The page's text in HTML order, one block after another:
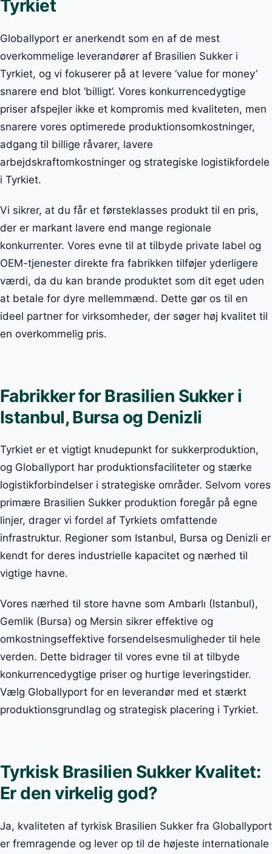
Tyrkiet
Globallyport er anerkendt som en af de mest
overkommelige leverandører af Brasilien Sukker i
Tyrkiet, og vi fokuserer på at levere ‘value for money’
snarere end blot ‘billigt’. Vores konkurrencedygtige
priser afspejler ikke et kompromis med kvaliteten, men
snarere vores optimerede produktionsomkostninger,
adgang til billige råvarer, lavere
arbejdskraftomkostninger og strategiske logistikfordele
i Tyrkiet.
Vi sikrer, at du får et førsteklasses produkt til en pris,
der er markant lavere end mange regionale
konkurrenter. Vores evne til at tilbyde private label og
OEM-tjenester direkte fra fabrikken tilføjer yderligere
værdi, da du kan brande produktet som dit eget uden
at betale for dyre mellemmænd. Dette gør os til en
ideel partner for virksomheder, der søger høj kvalitet til
en overkommelig pris.
Fabrikker for Brasilien Sukker i
Istanbul, Bursa og Denizli
Tyrkiet er et vigtigt knudepunkt for sukkerproduktion,
og Globallyport har produktionsfaciliteter og stærke
logistikforbindelser i strategiske områder. Selvom vores
primære Brasilien Sukker produktion foregår på egne
linjer, drager vi fordel af Tyrkiets omfattende
infrastruktur. Regioner som Istanbul, Bursa og Denizli er
kendt for deres industrielle kapacitet og nærhed til
vigtige havne.
Vores nærhed til store havne som Ambarlı (Istanbul),
Gemlik (Bursa) og Mersin sikrer effektive og
omkostningseffektive forsendelsesmuligheder til hele
verden. Dette bidrager til vores evne til at tilbyde
konkurrencedygtige priser og hurtige leveringstider.
Vælg Globallyport for en leverandør med et stærkt
produktionsgrundlag og strategisk placering i Tyrkiet.
Tyrkisk Brasilien Sukker Kvalitet:
Er den virkelig god?
Ja, kvaliteten af tyrkisk Brasilien Sukker fra Globallyport
er fremragende og lever op til de højeste internationale